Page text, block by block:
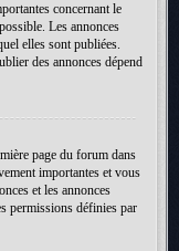
concernant le
Les annonces
elles sont publiées.
des annonces dépend
page du forum dans
importantes et vous
et les annonces
permissions définies par